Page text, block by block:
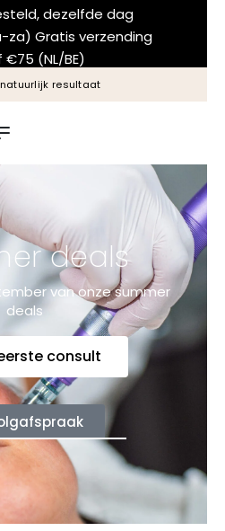
dezelfde dag
za) Gratis verzending
(NL/BE)
resultaat
deals
van onze summer
deals
consult